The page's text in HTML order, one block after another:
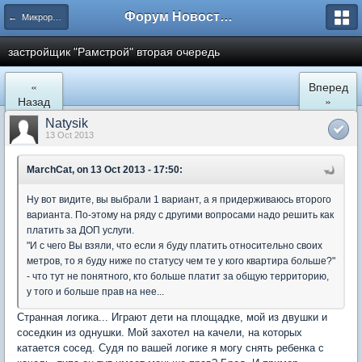
← Микрорайон Солнечный (ул. Лучистая 1, 2, 3) Форум Новостройки
застройщик "Рамстрой" вторая очередь
«
Назад
Вперед
»
Natysik
13 Oct 2013
MarchCat, on 13 Oct 2013 - 17:50:
Ну вот видите, вы выбрали 1 вариант, а я придерживаюсь второго
варианта. По-этому на ряду с другими вопросами надо решить как
платить за ДОП услуги.
"И с чего Вы взяли, что если я буду платить относительно своих
метров, то я буду ниже по статусу чем те у кого квартира больше?"
- что тут не понятного, кто больше платит за общую территорию,
у того и больше прав на нее...
Странная логика... Играют дети на площадке, мой из двушки и
соседкин из однушки. Мой захотел на качели, на которых
катается сосед. Судя по вашей логике я могу снять ребенка с